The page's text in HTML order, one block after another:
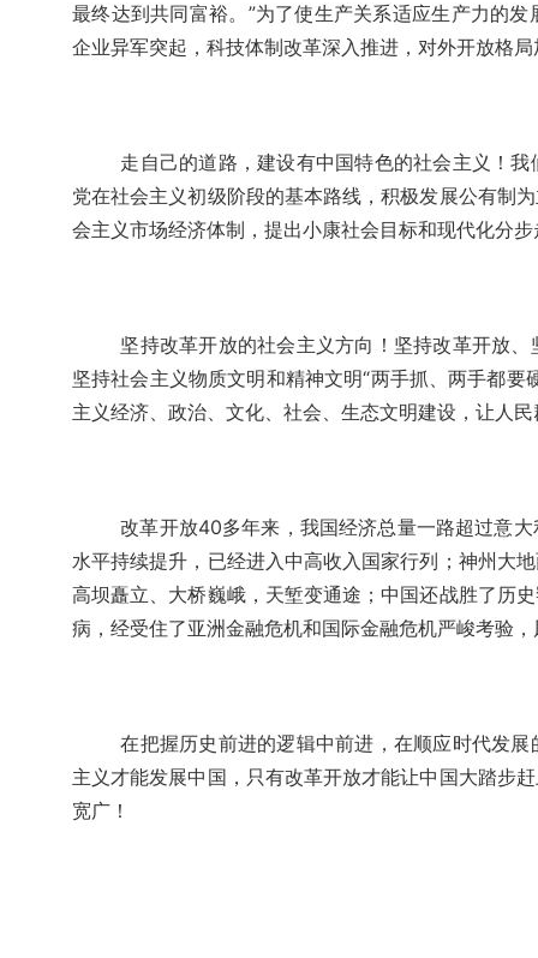
最终达到共同富裕。”为了使生产关系适应生产力的
企业异军突起，科技体制改革深入推进，对外开放格
走自己的道路，建设有中国特色的社会主义！
党在社会主义初级阶段的基本路线，积极发展公有制
会主义市场经济体制，提出小康社会目标和现代化分
坚持改革开放的社会主义方向！坚持改革开放
坚持社会主义物质文明和精神文明“两手抓、两手都
主义经济、政治、文化、社会、生态文明建设，让人
改革开放40多年来，我国经济总量一路超过意
水平持续提升，已经进入中高收入国家行列；神州大
高坝矗立、大桥巍峨，天堑变通途；中国还战胜了历
病，经受住了亚洲金融危机和国际金融危机严峻考验
在把握历史前进的逻辑中前进，在顺应时代发
主义才能发展中国，只有改革开放才能让中国大踏步
宽广！